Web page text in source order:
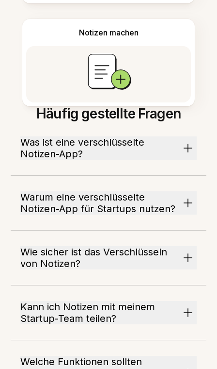
Notizen machen
Häufig gestellte Fragen
Was ist eine verschlüsselte
Notizen-App?
Warum eine verschlüsselte
Notizen-App für Startups nutzen?
Wie sicher ist das Verschlüsseln
von Notizen?
Kann ich Notizen mit meinem
Startup-Team teilen?
Welche Funktionen sollten